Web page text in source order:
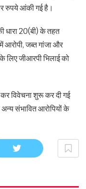
रुपये आंकी गई है।
धारा 20(बी) के तहत
आरोपी, जब्त गांजा और
लिए जीआरपी भिलाई को
कर विवेचना शुरू कर दी गई
संभावित आरोपियों के